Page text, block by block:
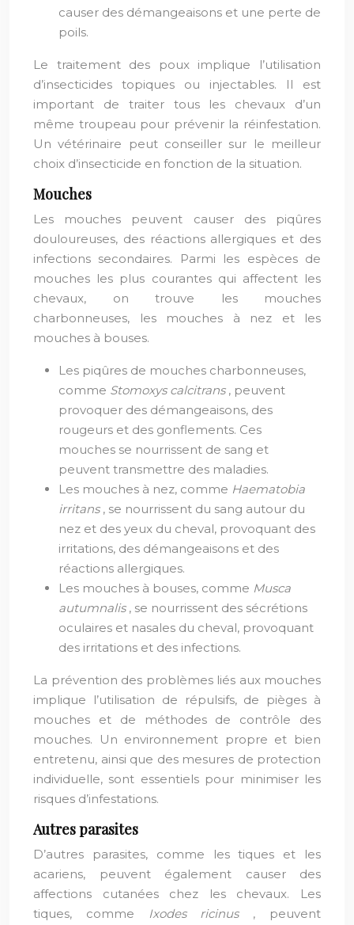
causer des démangeaisons et une perte de
poils.
Le traitement des poux implique l’utilisation
d’insecticides topiques ou injectables. Il est
important de traiter tous les chevaux d’un
même troupeau pour prévenir la réinfestation.
Un vétérinaire peut conseiller sur le meilleur
choix d’insecticide en fonction de la situation.
Mouches
Les mouches peuvent causer des piqûres
douloureuses, des réactions allergiques et des
infections secondaires. Parmi les espèces de
mouches les plus courantes qui affectent les
chevaux, on trouve les mouches
charbonneuses, les mouches à nez et les
mouches à bouses.
Les piqûres de mouches charbonneuses,
comme Stomoxys calcitrans , peuvent
provoquer des démangeaisons, des
rougeurs et des gonflements. Ces
mouches se nourrissent de sang et
peuvent transmettre des maladies.
Les mouches à nez, comme Haematobia
irritans , se nourrissent du sang autour du
nez et des yeux du cheval, provoquant des
irritations, des démangeaisons et des
réactions allergiques.
Les mouches à bouses, comme Musca
autumnalis , se nourrissent des sécrétions
oculaires et nasales du cheval, provoquant
des irritations et des infections.
La prévention des problèmes liés aux mouches
implique l’utilisation de répulsifs, de pièges à
mouches et de méthodes de contrôle des
mouches. Un environnement propre et bien
entretenu, ainsi que des mesures de protection
individuelle, sont essentiels pour minimiser les
risques d’infestations.
Autres parasites
D’autres parasites, comme les tiques et les
acariens, peuvent également causer des
affections cutanées chez les chevaux. Les
tiques, comme
Ixodes ricinus , peuvent